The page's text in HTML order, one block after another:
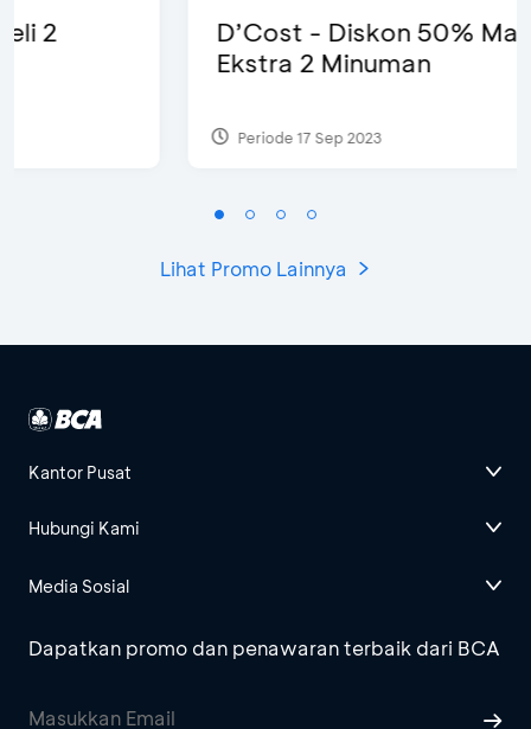
D’Cost - Diskon 50% Makanan &
Ekstra 2 Minuman
Periode 17 Sep 2023
Lihat Promo Lainnya
Kantor Pusat
Hubungi Kami
Media Sosial
Dapatkan promo dan penawaran terbaik dari BCA